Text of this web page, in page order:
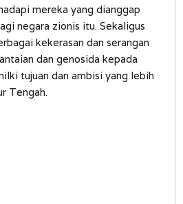
mereka yang dianggap
negara zionis itu. Sekaligus
kekerasan dan serangan
dan genosida kepada
tujuan dan ambisi yang lebih
Tengah.